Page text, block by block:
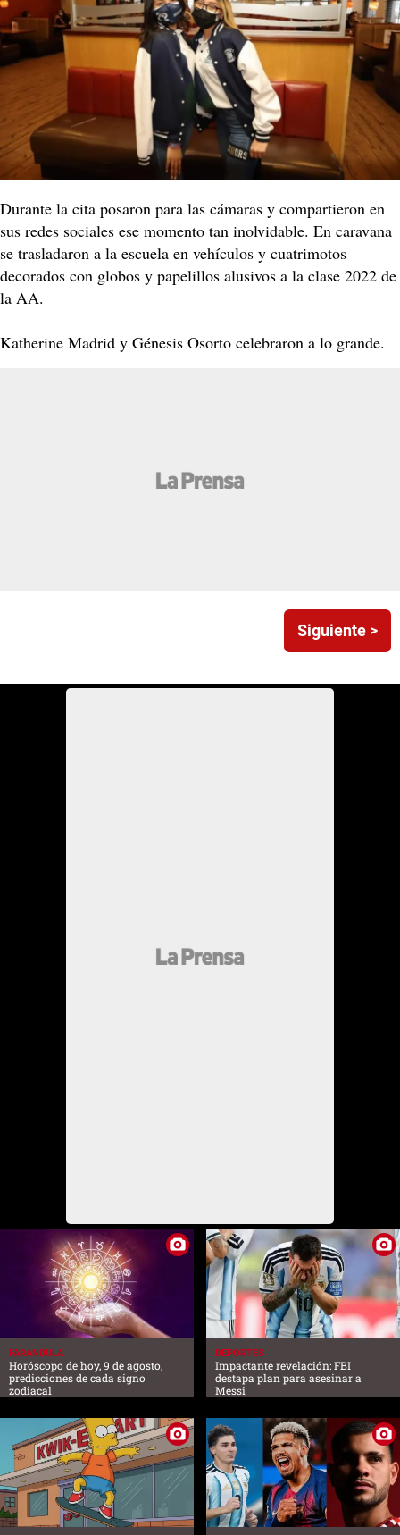
Durante la cita posaron para las cámaras y compartieron en
sus redes sociales ese momento tan inolvidable. En caravana
se trasladaron a la escuela en vehículos y cuatrimotos
decorados con globos y papelillos alusivos a la clase 2022 de
la AA.
Katherine Madrid y Génesis Osorto celebraron a lo grande.
Siguiente >
FARANDULA
Horóscopo de hoy, 9 de agosto,
predicciones de cada signo
zodiacal
DEPORTES
Impactante revelación: FBI
destapa plan para asesinar a
Messi